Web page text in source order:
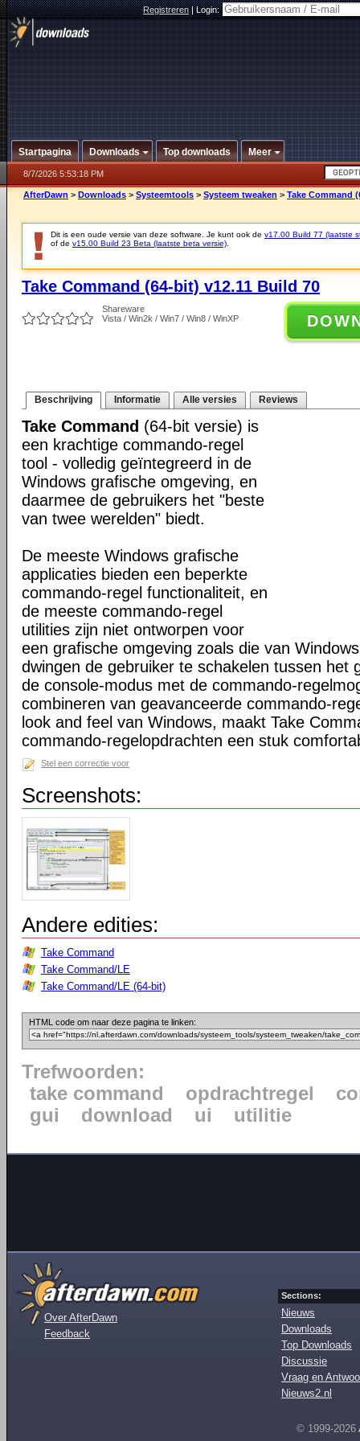
Registreren|Login:
Startpagina Downloads Top downloads Meer
8/7/2026 5:53:18 PM
AfterDawn > Downloads > Systeemtools > Systeem tweaken > Take Command
Dit is een oude versie van deze software. Je kunt ook de v17.00 Build 77 (laatste
of de v15.00 Build 23 Beta (laatste beta versie)
Take Command (64-bit) v12.11 Build 70
Shareware
Vista / Win2k / Win7 / Win8 / WinXP
Beschrijving Informatie Alle versies Reviews
Take Command (64-bit versie) is
een krachtige commando-regel
tool - volledig geïntegreerd in de
Windows grafische omgeving, en
daarmee de gebruikers het "beste
van twee werelden" biedt.
De meeste Windows grafische
applicaties bieden een beperkte
commando-regel functionaliteit, en
de meeste commando-regel
utilities zijn niet ontworpen voor
een grafische omgeving zoals die van
dwingen de gebruiker te schakelen tussen het
de console-modus met de commando-
combineren van geavanceerde commando-
look and feel van Windows, maakt Take
commando-regelopdrachten een stuk
Stel een correctie voor
Screenshots:
Andere edities:
Take Command
Take Command/LE
Take Command/LE (64-bit)
HTML code om naar deze pagina te linken:
Trefwoorden:
take command
opdrachtregel
gui
download ui utilitie
Over AfterDawn
Feedback
Sections:
Nieuws
Downloads
Top Downloads
Discussie
Vraag en
Nieuws2.nl
© 1999-2026